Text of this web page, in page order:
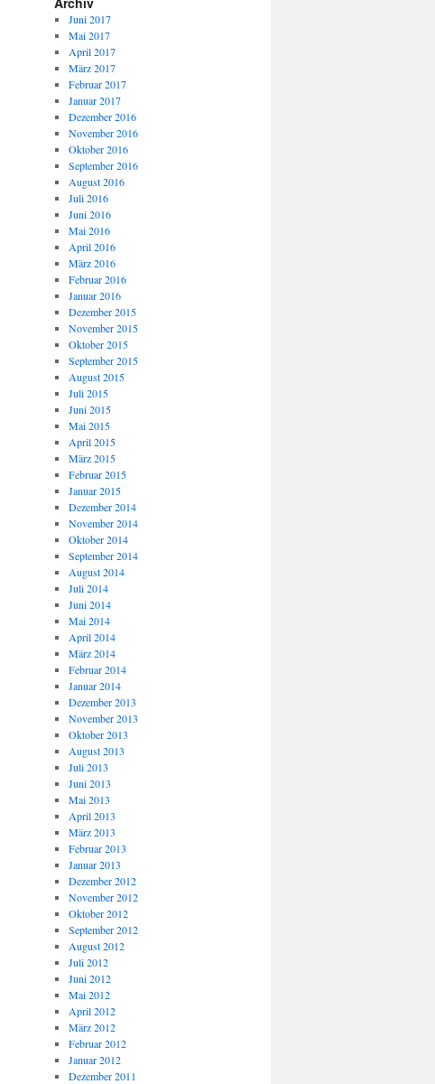
Juni 2017
Mai 2017
April 2017
März 2017
Februar 2017
Januar 2017
Dezember 2016
November 2016
Oktober 2016
September 2016
August 2016
Juli 2016
Juni 2016
Mai 2016
April 2016
März 2016
Februar 2016
Januar 2016
Dezember 2015
November 2015
Oktober 2015
September 2015
August 2015
Juli 2015
Juni 2015
Mai 2015
April 2015
März 2015
Februar 2015
Januar 2015
Dezember 2014
November 2014
Oktober 2014
September 2014
August 2014
Juli 2014
Juni 2014
Mai 2014
April 2014
März 2014
Februar 2014
Januar 2014
Dezember 2013
November 2013
Oktober 2013
August 2013
Juli 2013
Juni 2013
Mai 2013
April 2013
März 2013
Februar 2013
Januar 2013
Dezember 2012
November 2012
Oktober 2012
September 2012
August 2012
Juli 2012
Juni 2012
Mai 2012
April 2012
März 2012
Februar 2012
Januar 2012
Dezember 2011